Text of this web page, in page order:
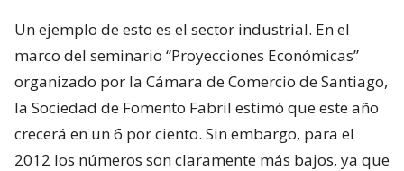
Un ejemplo de esto es el sector industrial. En el
marco del seminario “Proyecciones Económicas”
organizado por la Cámara de Comercio de Santiago,
la Sociedad de Fomento Fabril estimó que este año
crecerá en un 6 por ciento. Sin embargo, para el
2012 los números son claramente más bajos, ya que